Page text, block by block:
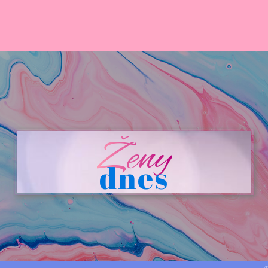
Ženy
dnes